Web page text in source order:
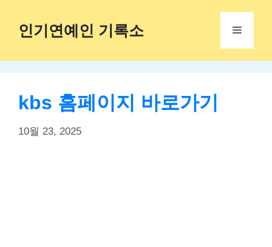
content
인기연예인 기록소 Menu
kbs 홈페이지 바로가기
10월 23, 2025